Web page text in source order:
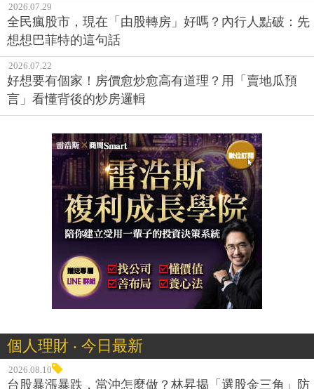
2026.07.29
全民瘋股市，現在「由股轉房」好嗎？內行人點破：先
想想巴菲特的這句話
2026.07.22
好想要有個家！房價愈炒愈高有道理？用「賣地瓜預
言」看懂背後的炒房邏輯
個人理財 ‧ 今日最新
2026.08.10
台股暴漲暴跌，當沖怎麼做？林昇揭「選股金三角」防